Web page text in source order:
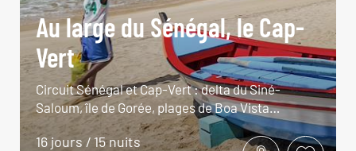
Au large du Sénégal, le Cap-
Vert
Circuit Sénégal et Cap-Vert : delta du Siné-
Saloum, île de Gorée, plages de Boa Vista…
16 jours / 15 nuits